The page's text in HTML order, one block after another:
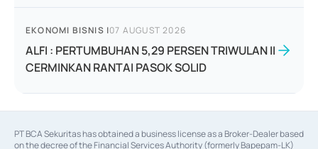
EKONOMI BISNIS |07 AUGUST 2026
ALFI : PERTUMBUHAN 5,29 PERSEN TRIWULAN II
CERMINKAN RANTAI PASOK SOLID
PT BCA Sekuritas has obtained a business license as a Broker-Dealer based
on the decree of the Financial Services Authority (formerly Bapepam-LK)